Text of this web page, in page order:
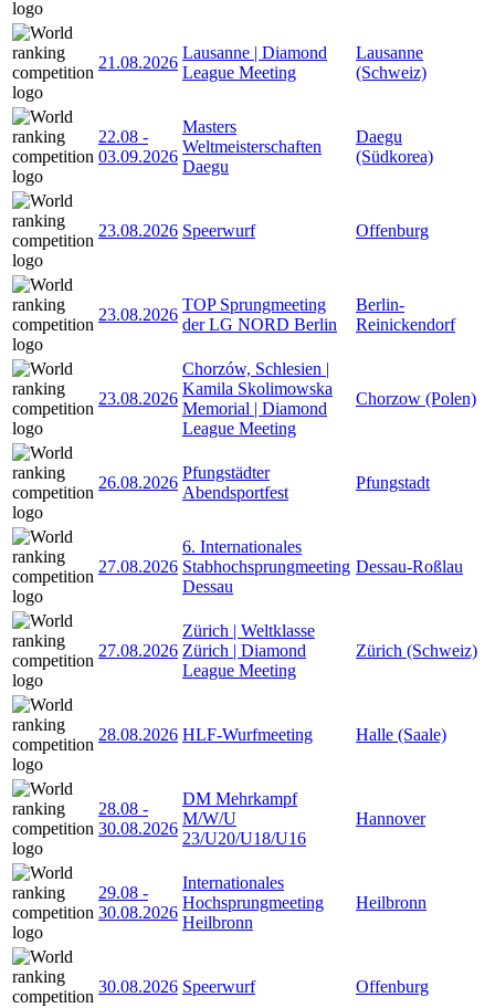
21.08.2026
Lausanne | Diamond
League Meeting
Lausanne
(Schweiz)
22.08 -
03.09.2026
Masters
Weltmeisterschaften
Daegu
Daegu
(Südkorea)
23.08.2026 Speerwurf Offenburg
23.08.2026
TOP Sprungmeeting
der LG NORD Berlin
Berlin-
Reinickendorf
23.08.2026
Chorzów, Schlesien |
Kamila Skolimowska
Memorial | Diamond
League Meeting
Chorzow (Polen)
26.08.2026
Pfungstädter
Abendsportfest
Pfungstadt
27.08.2026
6. Internationales
Stabhochsprungmeeting
Dessau
Dessau-Roßlau
27.08.2026
Zürich | Weltklasse
Zürich | Diamond
League Meeting
Zürich (Schweiz)
28.08.2026 HLF-Wurfmeeting Halle (Saale)
28.08 -
30.08.2026
DM Mehrkampf
M/W/U
23/U20/U18/U16
Hannover
29.08 -
30.08.2026
Internationales
Hochsprungmeeting
Heilbronn
Heilbronn
30.08.2026 Speerwurf Offenburg